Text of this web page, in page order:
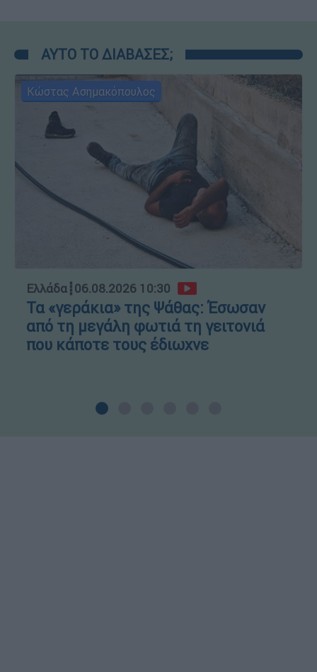
ΑΥΤΟ ΤΟ ΔΙΑΒΑΣΕΣ;
Κώστας Ασημακόπουλος
Ελλάδα┋06.08.2026 10:30
Τα «γεράκια» της Ψάθας: Έσωσαν
από τη μεγάλη φωτιά τη γειτονιά
που κάποτε τους έδιωχνε